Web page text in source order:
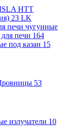
HTT
23 LK
печи чугунные
печи 164
под казан 15
53
излучатели 10